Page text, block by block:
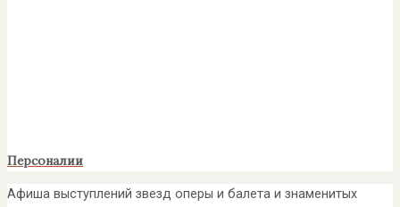
Персоналии
Афиша выступлений звезд оперы и балета и знаменитых